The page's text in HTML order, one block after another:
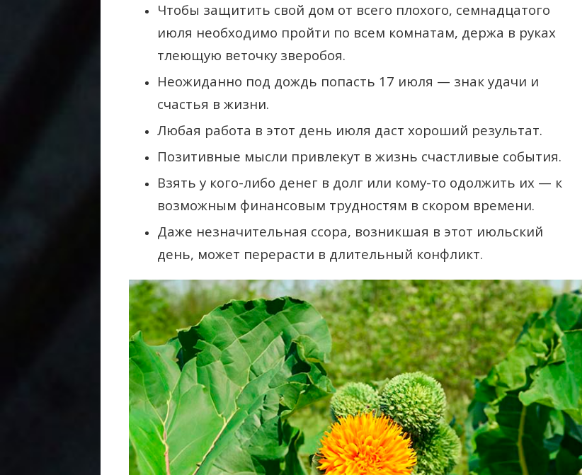
Чтобы защитить свой дом от всего плохого, семнадцатого
июля необходимо пройти по всем комнатам, держа в руках
тлеющую веточку зверобоя.
Неожиданно под дождь попасть 17 июля — знак удачи и
счастья в жизни.
Любая работа в этот день июля даст хороший результат.
Позитивные мысли привлекут в жизнь счастливые события.
Взять у кого-либо денег в долг или кому-то одолжить их — к
возможным финансовым трудностям в скором времени.
Даже незначительная ссора, возникшая в этот июльский
день, может перерасти в длительный конфликт.